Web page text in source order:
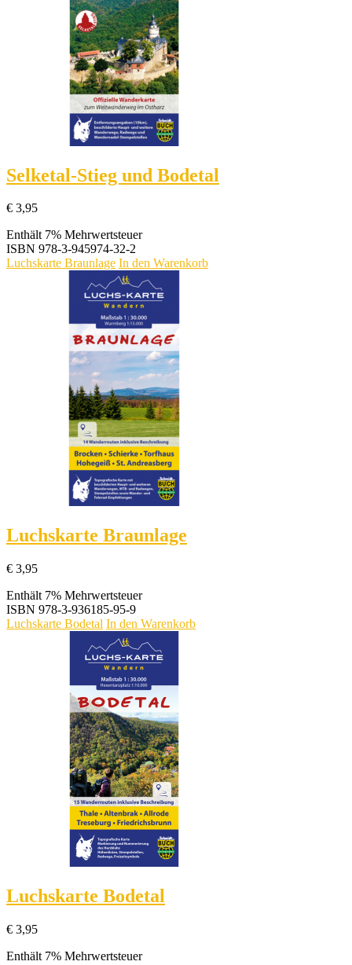
Selketal-Stieg und Bodetal
€ 3,95
Enthält 7% Mehrwertsteuer
ISBN 978-3-945974-32-2
Luchskarte Braunlage In den Warenkorb
Luchskarte Braunlage
€ 3,95
Enthält 7% Mehrwertsteuer
ISBN 978-3-936185-95-9
Luchskarte Bodetal In den Warenkorb
Luchskarte Bodetal
€ 3,95
Enthält 7% Mehrwertsteuer